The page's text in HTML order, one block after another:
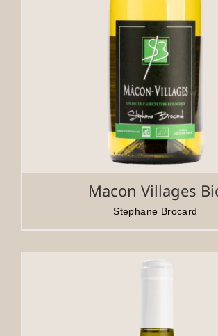
Macon Villages
Stephane Brocard